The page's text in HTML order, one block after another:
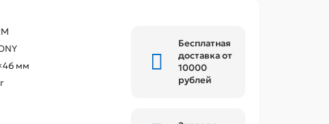
мм
Бесплатная
доставка от
10000
рублей